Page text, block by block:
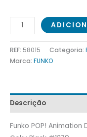
REF: 58015 Categoria:
Marca: FUNKO
Descrição
Funko POP! Animation